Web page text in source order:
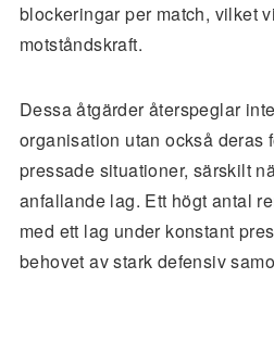
blockeringar per match, vilket
motståndskraft.
Dessa åtgärder återspeglar
organisation utan också deras
pressade situationer, särskilt
anfallande lag. Ett högt antal
med ett lag under konstant
behovet av stark defensiv